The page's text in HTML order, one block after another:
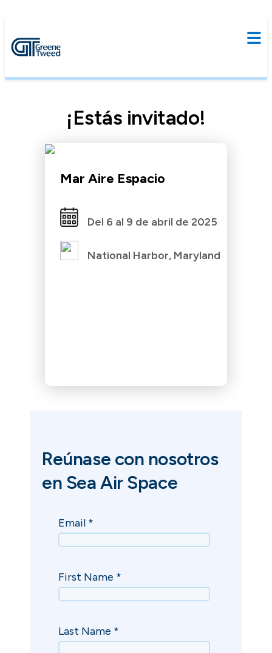
¡Estás invitado!
Mar Aire Espacio
Del 6 al 9 de abril de 2025
National Harbor, Maryland
Reúnase con nosotros
en Sea Air Space